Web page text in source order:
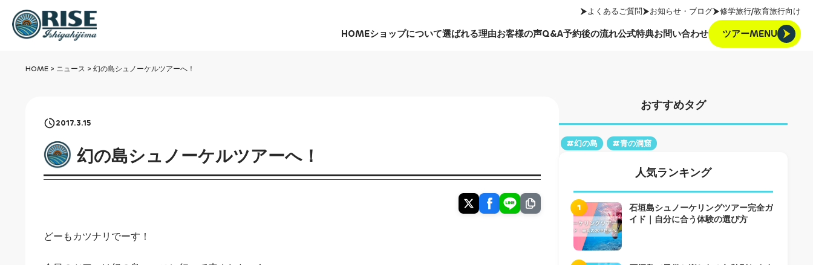
よくあるご質問 お知らせ・ブログ 修学旅行/教育旅行向け
HOMEショップについて選ばれる理由お客様の声Q&A予約後の流れ公式特典お問い合わせ
ツアーMENU
HOME > ニュース > 幻の島シュノーケルツアーへ！
2017.3.15
幻の島シュノーケルツアーへ！
どーもカツナリでーす！
おすすめタグ
#幻の島 #青の洞窟
人気ランキング
1
石垣島シュノーケリングツアー完全ガ
イド｜自分に合う体験の選び方